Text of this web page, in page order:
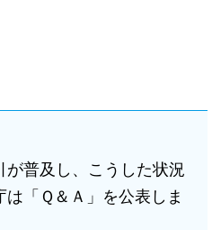
普及し、こうした状況
「Ｑ＆Ａ」を公表しま